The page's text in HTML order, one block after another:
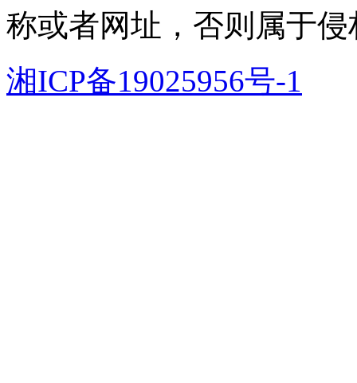
称或者网址，否则属于
湘ICP备19025956号-1